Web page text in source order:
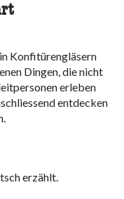
Konfitürengläsern
Dingen, die nicht
erleben
entdecken
erzählt.